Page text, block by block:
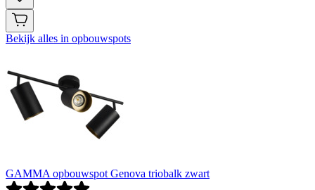
Bekijk alles in opbouwspots
GAMMA opbouwspot Genova triobalk zwart